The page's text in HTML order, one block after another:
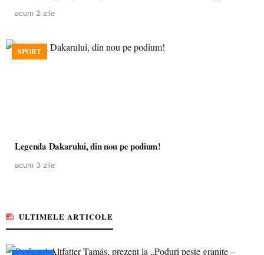
acum 2 zile
SPORT
Legenda Dakarului, din nou pe podium!
acum 3 zile
ULTIMELE ARTICOLE